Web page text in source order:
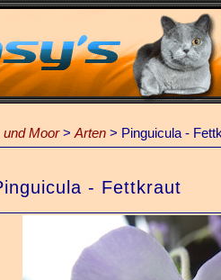
und Moor> Arten > Pinguicula -
- Fettkraut